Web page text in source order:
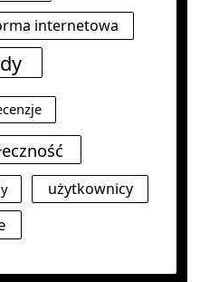
internetowa
użytkownicy